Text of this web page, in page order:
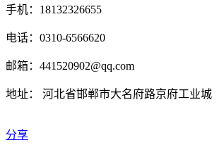
手机：18132326655
电话：0310-6566620
邮箱：441520902@qq.com
地址： 河北省邯郸市大名府路京府工业城
分享